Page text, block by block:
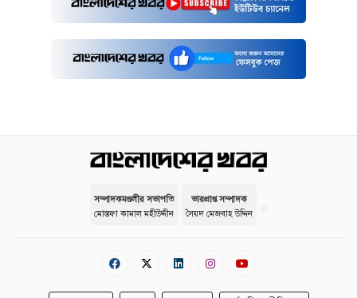
সম্পাদকমণ্ডলীর সভাপতি
মোস্তফা কামাল মহীউদ্দীন
ভারপ্রাপ্ত সম্পাদক
সৈয়দ মেজবাহ উদ্দিন